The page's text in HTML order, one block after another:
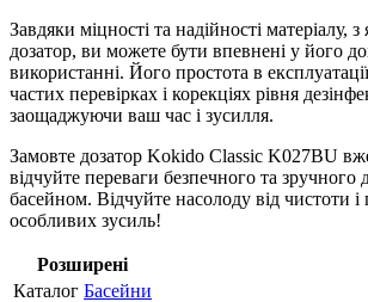
Завдяки міцності та надійності матеріалу,
дозатор, ви можете бути впевнені у його
використанні. Його простота в
частих перевірках і корекціях рівня
заощаджуючи ваш час і зусилля.
Замовте дозатор Kokido Classic K027BU вже
відчуйте переваги безпечного та зручного
басейном. Відчуйте насолоду від чистоти і
особливих зусиль!
Розширені
Каталог Басейни